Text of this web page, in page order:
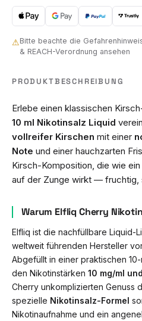
⚠Bitte beachte die
& REACH-Verordnung ansehen
PRODUKTBESCHREIBUNG
Erlebe einen klassischen
10 ml Nikotinsalz Liquid
vollreifer Kirschen mit einer
Note und einer hauchzarten
Kirsch-Komposition, die wie
auf der Zunge wirkt — fruchtig,
Warum Elfliq Cherry
Elfliq ist die nachfüllbare Liquid-
weltweit führenden Hersteller
Abgefüllt in einer praktischen
den Nikotinstärken 10 mg/ml
Cherry unkomplizierten Genuss
spezielle Nikotinsalz-Formel
Nikotinaufnahme und ein